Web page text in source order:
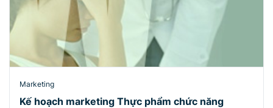
Marketing
Kế hoạch marketing Thực phẩm chức năng